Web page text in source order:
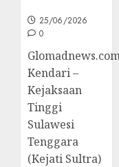
25/06/2026
0
Kendari –
Kejaksaan
Tinggi
Sulawesi
Tenggara
(Kejati Sultra)